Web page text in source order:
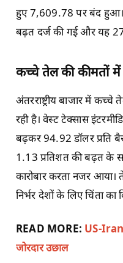
हुए 7,609.78 पर बंद हुआ।
बढ़त दर्ज की गई और यह
कच्चे तेल की कीमतों
अंतरराष्ट्रीय बाजार में
रही है। वेस्ट टेक्सास
बढ़कर 94.92 डॉलर प्रति
1.13 प्रतिशत की बढ़त के
कारोबार करता नजर
निर्भर देशों के लिए चिंता का
READ MORE: US-Iran
जोरदार उछाल